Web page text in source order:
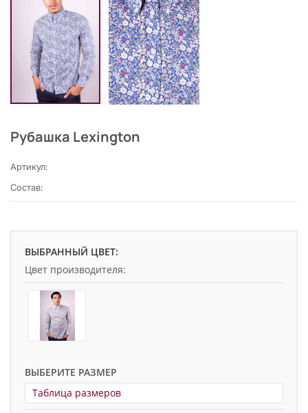
Рубашка Lexington
Артикул:
Состав:
ВЫБРАННЫЙ ЦВЕТ:
Цвет производителя:
ВЫБЕРИТЕ РАЗМЕР
Таблица размеров